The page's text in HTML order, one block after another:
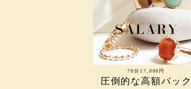
70分17,000円
圧倒的な高額バック